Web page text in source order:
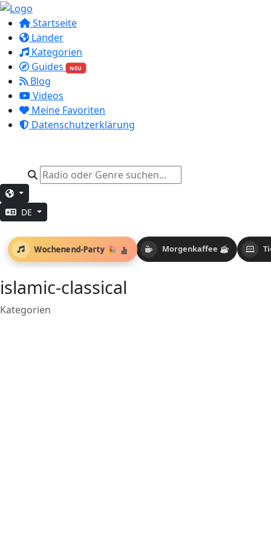
Startseite
Länder
Kategorien
Guides
NEU
Blog
Videos
Meine Favoriten
Datenschutzerklärung
DE
Morgenkaffee ☕
Wochenend-Party 🎉
islamic-classical
Kategorien